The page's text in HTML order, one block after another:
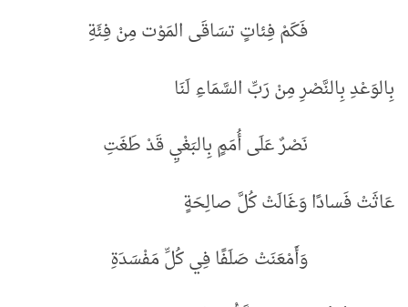
فَكَمْ فِئاتٍ تسَاقَى المَوْت مِنْ فِئَةِ
بِالوَعْدِ بِالنَّصْرِ مِنْ رَبِّ السَّمَاءِ لَنَا
نَصْرٌ عَلَى أُمَمٍ بِالبَغْيِ قَدْ طَغَتِ
عَاثَتْ فَسادًا وَغَالَتْ كُلَّ صالِحَةٍ
وَأَمْعَنَتْ صَلَفًا فِي كُلِّ مَفْسَدَةِ